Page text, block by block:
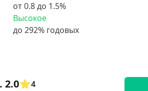
от 0.8 до 1.5%
Высокое
2.0
4